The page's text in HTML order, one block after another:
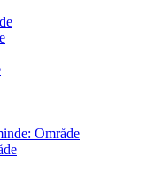
Område